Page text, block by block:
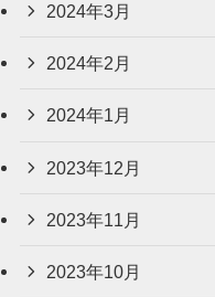
2024年3月
2024年2月
2024年1月
2023年12月
2023年11月
2023年10月